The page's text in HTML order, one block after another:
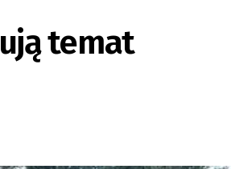
temat